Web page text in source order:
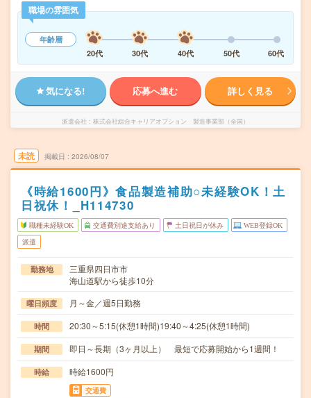
職場の雰囲気
年齢層
20代
30代 40代 50代 60代
気になる! 応募へ進む 詳しく見る
派遣会社 株式会社綜合キャリアオプション 製造事業部（全国）
未読 掲載日 2026/08/07
《時給1600円》食品製造補助○未経験OK！土
日祝休！_H114730
職種未経験OK 交通費別途支給あり 土日祝日が休み WEB登録OK
派遣
勤務地
三重県四日市市
海山道駅から徒歩10分
曜日頻度 月～金／週5日勤務
時間 20:30～5:15(休憩1時間)19:40～4:25(休憩1時間)
期間 即日～長期（3ヶ月以上） 最短で応募開始から1週間！
時給 時給1600円
交通費